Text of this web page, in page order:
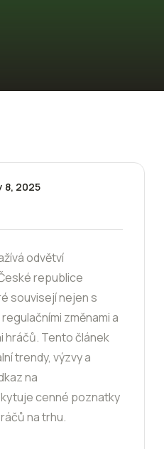
8, 2025
odvětví
republice
souvisejí nejen s
změnami a
hráčů. Tento článek
trendy, výzvy a
na
cenné poznatky
na trhu.